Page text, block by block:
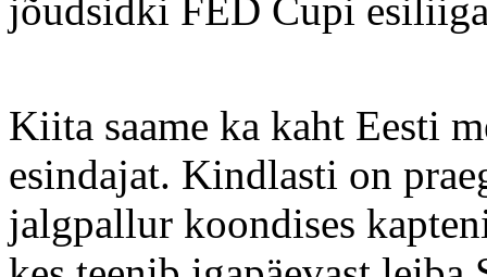
jõudsidki FED Cupi
Kiita saame ka kaht Eesti
esindajat. Kindlasti on
jalgpallur koondises